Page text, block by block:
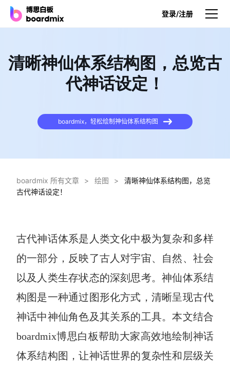
登录/注册
产品
博思白板
博思白板SDK
博思白板离线版
博思设计
一体化产品设计工具
AI生成PPT，支持在线编辑
资源与下载
向团队介绍
清晰神仙体系结构图，总览古
代神话设定！
boardmix，轻松绘制神仙体系结构图
boardmix 所有文章 > 绘图 >
清晰神仙体系结构图，总览
古代神话设定！
古代神话体系是人类文化中极为复杂和多样
的一部分，反映了古人对宇宙、自然、社会
以及人类生存状态的深刻思考。神仙体系结
构图是一种通过图形化方式，清晰呈现古代
神话中神仙角色及其关系的工具。本文结合
boardmix博思白板帮助大家高效地绘制神话
体系结构图，让神话世界的复杂性和层级关